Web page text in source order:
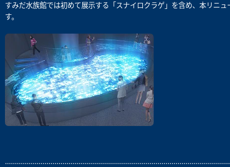
すみだ水族館では初めて展示する「スナイロクラゲ」を含め、本リニ
す。